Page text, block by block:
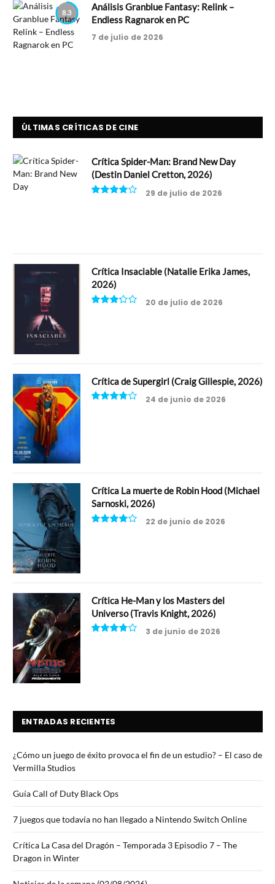
8.3
Análisis Granblue Fantasy: Relink –
Endless Ragnarok en PC
7 de julio de 2026
ÚLTIMAS CRÍTICAS DE CINE
Crítica Spider-Man: Brand New Day
(Destin Daniel Cretton, 2026)
29 de julio de 2026
Crítica Insaciable (Natalie Erika James,
2026)
20 de julio de 2026
Crítica de Supergirl (Craig Gillespie, 2026)
24 de junio de 2026
Crítica La muerte de Robin Hood (Michael
Sarnoski, 2026)
22 de junio de 2026
Crítica He-Man y los Masters del
Universo (Travis Knight, 2026)
3 de junio de 2026
ENTRADAS RECIENTES
¿Cómo un juego de éxito provoca el fin de un estudio? – El caso de
Vermilla Studios
Guía Call of Duty Black Ops
7 juegos que todavía no han llegado a Nintendo Switch Online
Crítica La Casa del Dragón – Temporada 3 Episodio 7 – The
Dragon in Winter